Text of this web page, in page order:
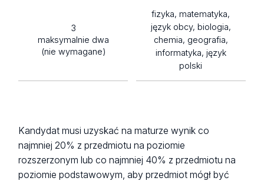
3
maksymalnie dwa
(nie wymagane)
fizyka, matematyka,
język obcy, biologia,
chemia, geografia,
informatyka, język
polski
Kandydat musi uzyskać na maturze wynik co
najmniej 20% z przedmiotu na poziomie
rozszerzonym lub co najmniej 40% z przedmiotu na
poziomie podstawowym, aby przedmiot mógł być